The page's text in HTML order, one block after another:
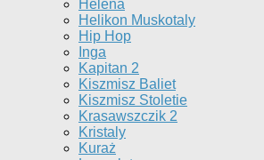
Helena
Helikon Muskotaly
Hip Hop
Inga
Kapitan 2
Kiszmisz Baliet
Kiszmisz Stoletie
Krasawszczik 2
Kristaly
Kuraż